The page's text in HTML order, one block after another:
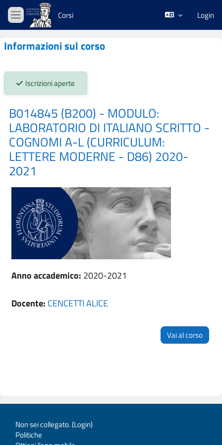
Vai al contenuto principale
Pannello laterale
Corsi Login
Informazioni sul corso
Stato iscrizioni:
Iscrizioni aperte
B014845 (B200) - MODULO:
LABORATORIO DI ITALIANO SCRITTO -
COGNOMI A-L (CURRICULUM:
LETTERE MODERNE - D86) 2020-
2021
Anno accademico: 2020-2021
Docente: CENCETTI ALICE
Vai al corso
Non sei collegato. (Login)
Politiche